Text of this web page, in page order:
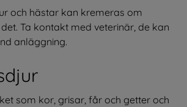
och hästar kan kremeras om
Ta kontakt med veterinär, de kan
anläggning.
som kor, grisar, får och getter och